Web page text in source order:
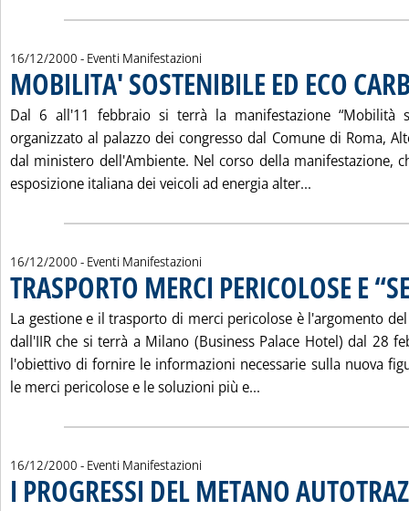
16/12/2000 - Eventi Manifestazioni
MOBILITA' SOSTENIBILE ED ECO
Dal 6 all'11 febbraio si terrà la manifestazione “Mobilità
organizzato al palazzo dei congresso dal Comune di Roma,
dal ministero dell'Ambiente. Nel corso della manifestazione,
esposizione italiana dei veicoli ad energia alter...
16/12/2000 - Eventi Manifestazioni
TRASPORTO MERCI PERICOLOSE E
La gestione e il trasporto di merci pericolose è l'argomento
dall'IIR che si terrà a Milano (Business Palace Hotel) dal 28
l'obiettivo di fornire le informazioni necessarie sulla nuova
le merci pericolose e le soluzioni più e...
16/12/2000 - Eventi Manifestazioni
I PROGRESSI DEL METANO